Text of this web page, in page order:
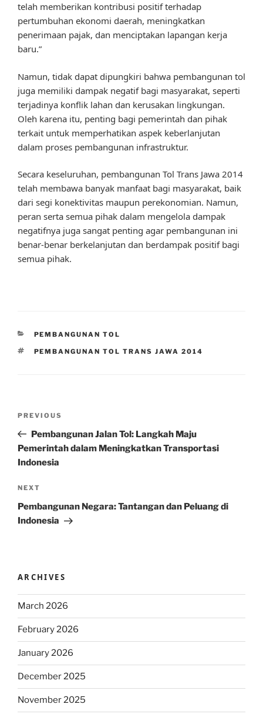
telah memberikan kontribusi positif terhadap
pertumbuhan ekonomi daerah, meningkatkan
penerimaan pajak, dan menciptakan lapangan kerja
baru.”
Namun, tidak dapat dipungkiri bahwa pembangunan tol
juga memiliki dampak negatif bagi masyarakat, seperti
terjadinya konflik lahan dan kerusakan lingkungan.
Oleh karena itu, penting bagi pemerintah dan pihak
terkait untuk memperhatikan aspek keberlanjutan
dalam proses pembangunan infrastruktur.
Secara keseluruhan, pembangunan Tol Trans Jawa 2014
telah membawa banyak manfaat bagi masyarakat, baik
dari segi konektivitas maupun perekonomian. Namun,
peran serta semua pihak dalam mengelola dampak
negatifnya juga sangat penting agar pembangunan ini
benar-benar berkelanjutan dan berdampak positif bagi
semua pihak.
CATEGORIES
PEMBANGUNAN TOL
TAGS
PEMBANGUNAN TOL TRANS JAWA 2014
Previous
Post
PREVIOUS
Pembangunan Jalan Tol: Langkah Maju
Pemerintah dalam Meningkatkan Transportasi
Indonesia
Next
Post
NEXT
Pembangunan Negara: Tantangan dan Peluang di
Indonesia
ARCHIVES
March 2026
February 2026
January 2026
December 2025
November 2025